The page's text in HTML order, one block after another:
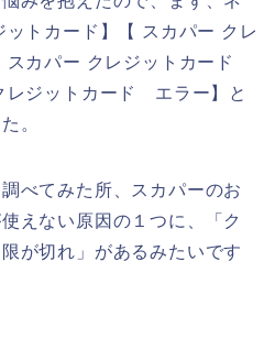
トカード】【 スカパー クレ
カパー クレジットカード
レジットカード エラー】と
。
べてみた所、スカパーのお
えない原因の１つに、「ク
が切れ」があるみたいです